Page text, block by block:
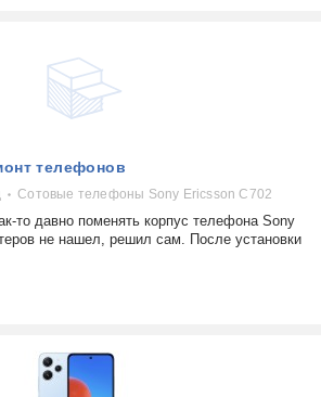
телефонов
Сотовые телефоны Sony Ericsson C702
то давно поменять корпус телефона Sony
не нашел, решил сам. После установки